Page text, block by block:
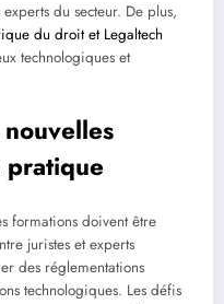
du secteur. De plus,
du droit et Legaltech
technologiques et
pratique
formations doivent être
juristes et experts
des réglementations
technologiques. Les défis